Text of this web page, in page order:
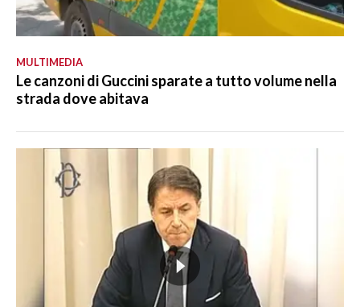
MULTIMEDIA
Le canzoni di Guccini sparate a tutto volume nella
strada dove abitava